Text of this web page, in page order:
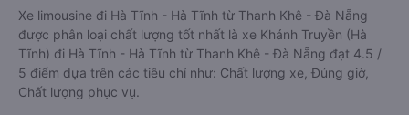
Xe limousine đi Hà Tĩnh - Hà Tĩnh từ Thanh Khê - Đà Nẵng
được phân loại chất lượng tốt nhất là xe Khánh Truyền (Hà
Tĩnh) đi Hà Tĩnh - Hà Tĩnh từ Thanh Khê - Đà Nẵng đạt 4.5 /
5 điểm dựa trên các tiêu chí như: Chất lượng xe, Đúng giờ,
Chất lượng phục vụ.